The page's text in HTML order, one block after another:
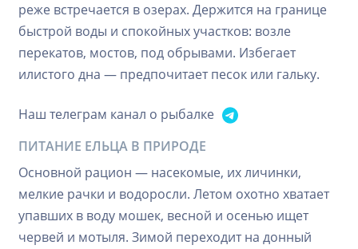
реже встречается в озерах. Держится на границе
быстрой воды и спокойных участков: возле
перекатов, мостов, под обрывами. Избегает
илистого дна — предпочитает песок или гальку.
Наш телеграм канал о рыбалке
ПИТАНИЕ ЕЛЬЦА В ПРИРОДЕ
Основной рацион — насекомые, их личинки,
мелкие рачки и водоросли. Летом охотно хватает
упавших в воду мошек, весной и осенью ищет
червей и мотыля. Зимой переходит на донный